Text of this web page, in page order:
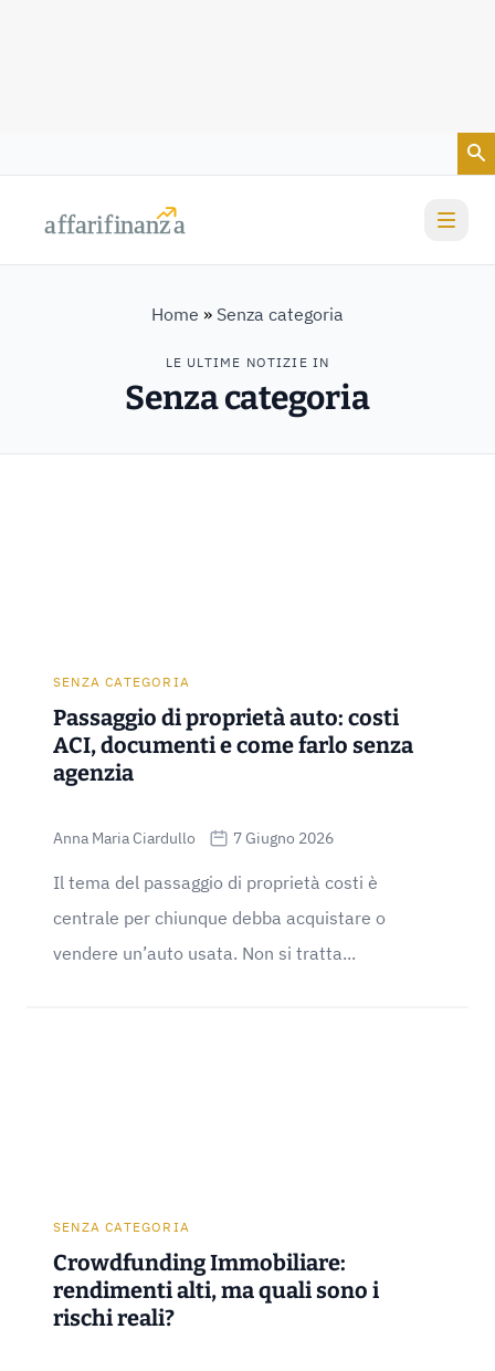
affarifinanza
affarifinanza
LE ULTIME NOTIZIE IN
Senza categoria
Home » Senza categoria
SENZA CATEGORIA
Passaggio di proprietà auto: costi
ACI, documenti e come farlo senza
agenzia
Anna Maria Ciardullo 7 Giugno 2026
Il tema del passaggio di proprietà costi è
centrale per chiunque debba acquistare o
vendere un’auto usata. Non si tratta...
SENZA CATEGORIA
Crowdfunding Immobiliare:
rendimenti alti, ma quali sono i
rischi reali?